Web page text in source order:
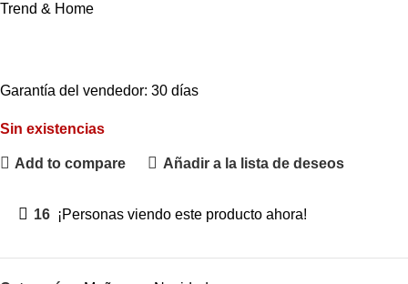
Trend & Home
Garantía del vendedor: 30 días
Sin existencias
Add to compare Añadir a la lista de deseos
16 ¡Personas viendo este producto ahora!